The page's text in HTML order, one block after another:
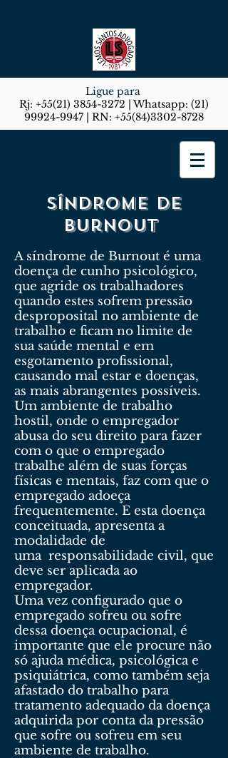
Ligue para
Rj: +55(21) 3854-3272 | Whatsapp: (21)
99924-9947 | RN: +55(84)3302-8728
Síndrome de
Burnout
A síndrome de Burnout é uma
doença de cunho psicológico,
que agride os trabalhadores
quando estes sofrem pressão
desproposital no ambiente de
trabalho e ficam no limite de
sua saúde mental e em
esgotamento profissional,
causando mal estar e doenças,
as mais abrangentes possíveis.
Um ambiente de trabalho
hostil, onde o empregador
abusa do seu direito para fazer
com o que o empregado
trabalhe além de suas forças
físicas e mentais, faz com que o
empregado adoeça
frequentemente. E esta doença
conceituada, apresenta a
modalidade de
uma responsabilidade civil, que
deve ser aplicada ao
empregador.
Uma vez configurado que o
empregado sofreu ou sofre
dessa doença ocupacional, é
importante que ele procure não
só ajuda médica, psicológica e
psiquiátrica, como também seja
afastado do trabalho para
tratamento adequado da doença
adquirida por conta da pressão
que sofre ou sofreu em seu
ambiente de trabalho.